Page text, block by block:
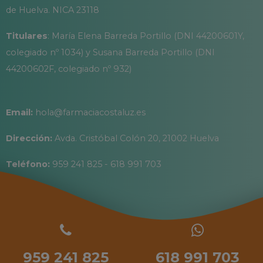
de Huelva. NICA 23118
Titulares: María Elena Barreda Portillo (DNI 44200601Y,
colegiado nº 1034) y Susana Barreda Portillo (DNI
44200602F, colegiado nº 932)
Email: hola@farmaciacostaluz.es
Dirección: Avda. Cristóbal Colón 20, 21002 Huelva
Teléfono: 959 241 825 - 618 991 703
959 241 825 618 991 703